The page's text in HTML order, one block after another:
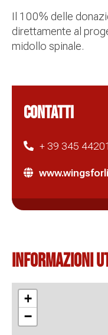
Il 100% delle
direttamente al
midollo spinale.
CONTATTI
+ 39 345
Informazioni
+
−